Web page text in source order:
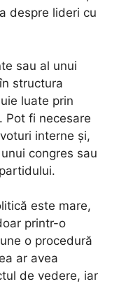
despre lideri cu
sau al unui
structura
luate prin
Pot fi necesare
interne și,
congres sau
este mare,
printr-o
o procedură
ar avea
de vedere, iar